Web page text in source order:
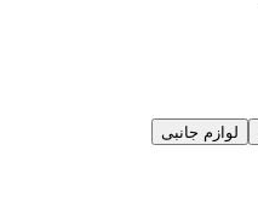
لوازم جانبی